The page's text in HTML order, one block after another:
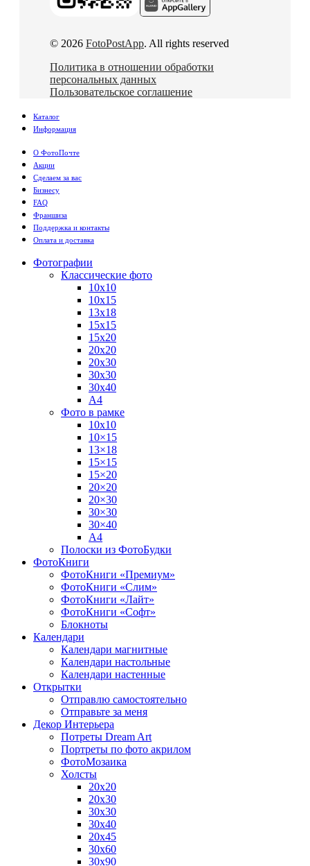
© 2026 FotoPostApp. All rights reserved
Политика в отношении обработки
персональных данных
Пользовательское соглашение
Каталог
Информация
О ФотоПочте
Акции
Сделаем за вас
Бизнесу
FAQ
Франшиза
Поддержка и контакты
Оплата и доставка
Фотографии
Классические фото
10х10
10х15
13х18
15х15
15х20
20х20
20х30
30х30
30х40
А4
Фото в рамке
10х10
10×15
13×18
15×15
15×20
20×20
20×30
30×30
30×40
A4
Полоски из ФотоБудки
ФотоКниги
ФотоКниги «Премиум»
ФотоКниги «Слим»
ФотоКниги «Лайт»
ФотоКниги «Софт»
Блокноты
Календари
Календари магнитные
Календари настольные
Календари настенные
Открытки
Отправлю самостоятельно
Отправьте за меня
Декор Интерьера
Потреты Dream Art
Портреты по фото акрилом
ФотоМозаика
Холсты
20х20
20х30
30х30
30х40
20х45
30х60
30х90